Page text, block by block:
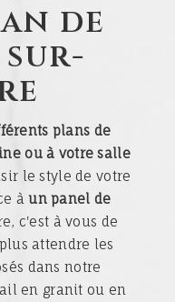
de
plans de
ou à votre salle
le style de votre
àun panel de
c'est à vous de
attendre les
dans notre
en granit ou en